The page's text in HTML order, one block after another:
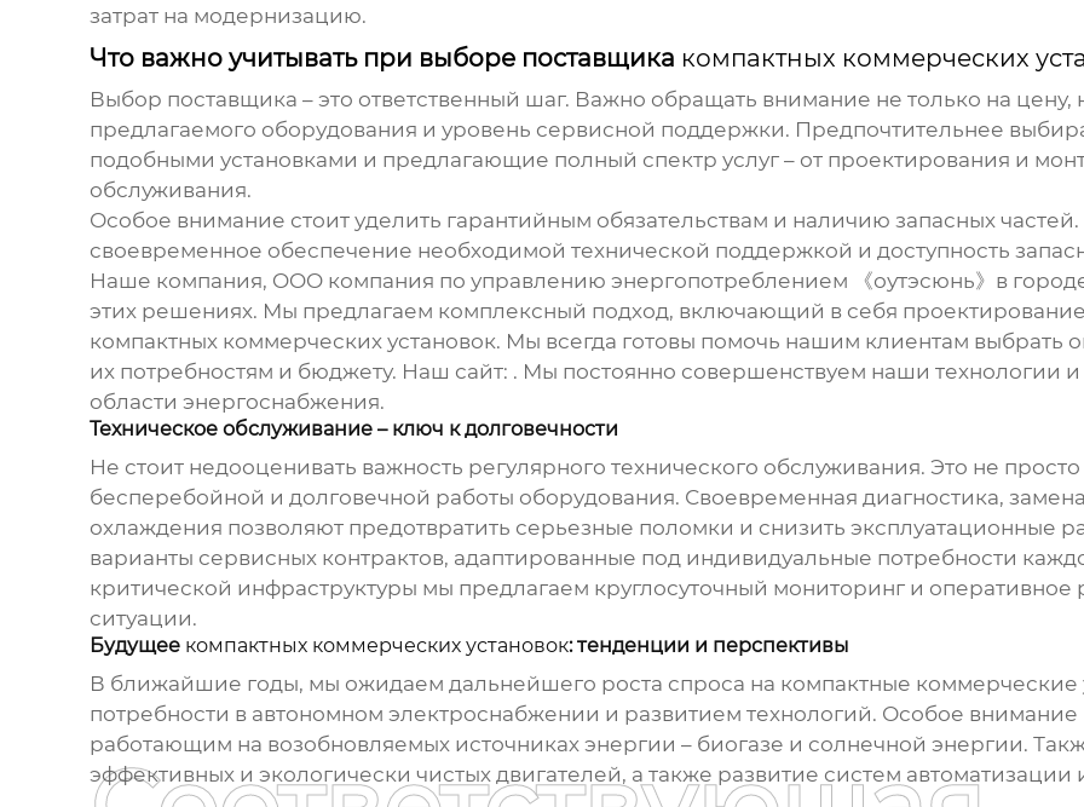
затрат на модернизацию.
Что важно учитывать при выборе поставщика компактных коммерческих
Выбор поставщика – это ответственный шаг. Важно обращать внимание не только на
предлагаемого оборудования и уровень сервисной поддержки. Предпочтительнее
подобными установками и предлагающие полный спектр услуг – от проектирования и
обслуживания.
Особое внимание стоит уделить гарантийным обязательствам и наличию запасных
своевременное обеспечение необходимой технической поддержкой и доступность
Наше компания, OOO компания по управлению энергопотреблением 《оутэсюнь》в
этих решениях. Мы предлагаем комплексный подход, включающий в себя
компактных коммерческих установок. Мы всегда готовы помочь нашим клиентам выбрать
их потребностям и бюджету. Наш сайт: . Мы постоянно совершенствуем наши технологии
области энергоснабжения.
Техническое обслуживание – ключ к долговечности
Не стоит недооценивать важность регулярного технического обслуживания. Это не
бесперебойной и долговечной работы оборудования. Своевременная диагностика,
охлаждения позволяют предотвратить серьезные поломки и снизить эксплуатационные
варианты сервисных контрактов, адаптированные под индивидуальные потребности
критической инфраструктуры мы предлагаем круглосуточный мониторинг и
ситуации.
Будущее компактных коммерческих установок: тенденции и перспективы
В ближайшие годы, мы ожидаем дальнейшего роста спроса на компактные коммерческие
потребности в автономном электроснабжении и развитием технологий. Особое внимание
работающим на возобновляемых источниках энергии – биогазе и солнечной энергии.
эффективных и экологически чистых двигателей, а также развитие систем автоматизации